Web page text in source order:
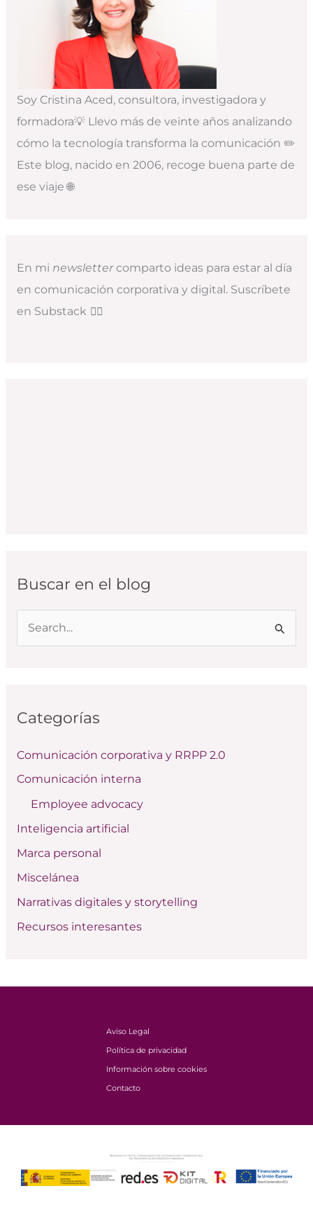
Soy Cristina Aced, consultora, investigadora y
formadora💡 Llevo más de veinte años analizando
cómo la tecnología transforma la comunicación ✏️
Este blog, nacido en 2006, recoge buena parte de
ese viaje 🌐
En mi newslettercomparto ideas para estar al día
en comunicación corporativa y digital. Suscríbete
en Substack 👇🏻
Buscar en el blog
a
p
o
:
Categorías
Comunicación corporativa y RRPP 2.0
Comunicación interna
Employee advocacy
Inteligencia artificial
Marca personal
Miscelánea
Narrativas digitales y storytelling
Recursos interesantes
Aviso Legal
Política de privacidad
Información sobre cookies
Contacto